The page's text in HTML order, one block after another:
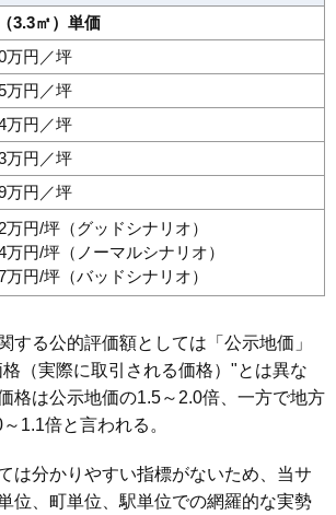
3.3㎡）単価
万円／坪
万円／坪
万円／坪
万円／坪
万円／坪
万円/坪（グッドシナリオ）
万円/坪（ノーマルシナリオ）
万円/坪（バッドシナリオ）
る公的評価額としては「公示地価」
（実際に取引される価格）"とは異な
格は公示地価の1.5～2.0倍、一方で地方
1.1倍と言われる。
は分かりやすい指標がないため、当サ
位、町単位、駅単位での網羅的な実勢